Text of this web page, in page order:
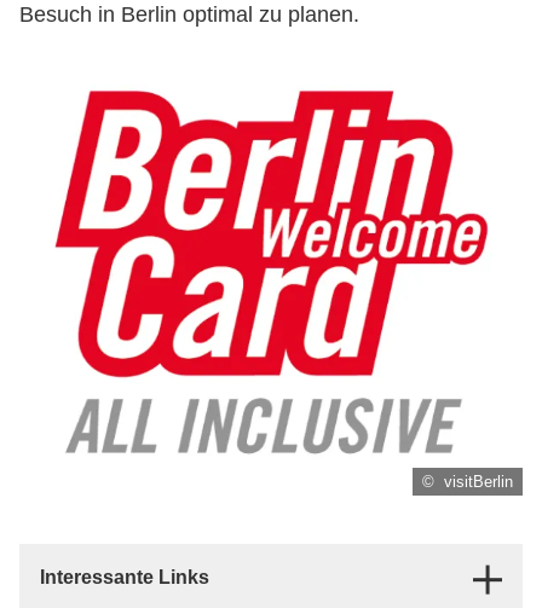
© visitBerlin
Besuch in Berlin optimal zu planen.
Interessante Links